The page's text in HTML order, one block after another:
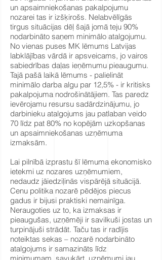
un apsaimniekošanas pakalpojumu
nozarei tas ir izšķirošs. Nelabvēlīgās
tirgus situācijas dēļ šajā jomā teju 90%
nodarbināto saņem minimālo atalgojumu.
No vienas puses MK lēmums Latvijas
labklājības vārdā ir apsveicams, jo vairos
sabiedrības daļas ieņēmumu pieaugumu.
Tajā pašā laikā lēmums - palielināt
minimālo darba algu par 12,5% - ir kritisks
pakalpojuma nodrošinātājiem. Tas paredz
ievērojamu resursu sadārdzinājumu, jo
darbinieku atalgojums jau patlaban veido
70 līdz pat 80% no kopējām uzkopšanas
un apsaimniekošanas uzņēmuma
izmaksām.
Lai pilnībā izprastu šī lēmuma ekonomisko
ietekmi uz nozares uzņēmumiem,
nedaudz jāiedziļinās vispārējā situācijā.
Cenu politika nozarē pēdējos piecus
gadus ir bijusi praktiski nemainīga.
Neraugoties uz to, ka izmaksas ir
pieaugušas, uzņēmēji ir savilkuši jostas un
turpinājuši strādāt. Taču tas ir radījis
noteiktas sekas – nozarē nodarbināto
atalgojums ir samazināts līdz